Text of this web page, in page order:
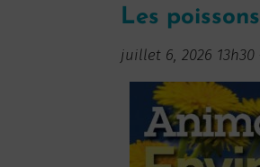
Les
juillet 6, 2026 13h30